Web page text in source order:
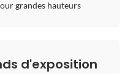
grandes hauteurs
d'exposition